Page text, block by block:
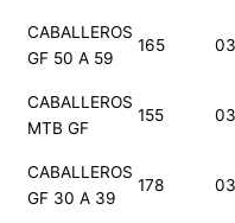
CABALLEROS
GF 50 A 59
165
CABALLEROS
MTB GF
155
CABALLEROS
GF 30 A 39
178